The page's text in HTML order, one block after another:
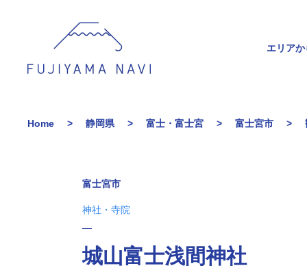
エリア
Home 静岡県 富士・富士宮 富士宮市
富士宮市
神社・寺院
城山富士浅間神社